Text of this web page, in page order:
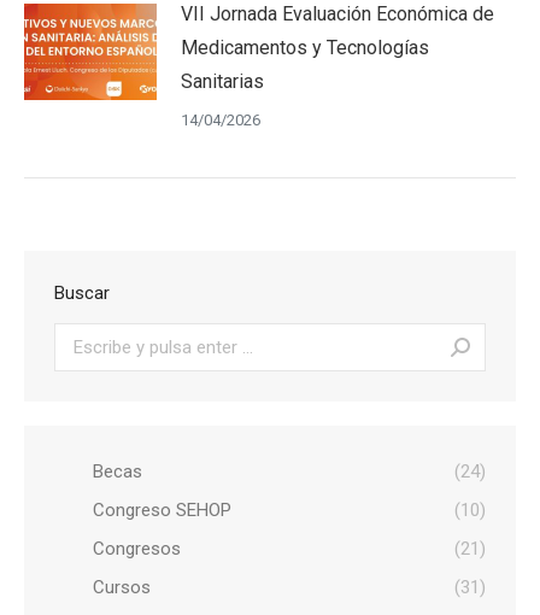
VII Jornada Evaluación Económica de
Medicamentos y Tecnologías
Sanitarias
14/04/2026
Buscar
Buscar:
Becas
(24)
Congreso SEHOP
(10)
Congresos
(21)
Cursos
(31)